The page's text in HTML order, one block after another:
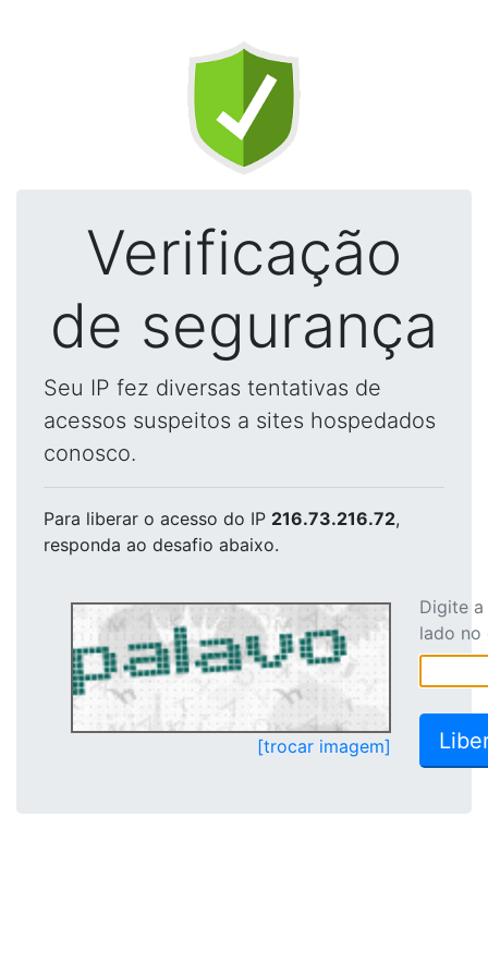
Verificação
de segurança
Seu IP fez diversas tentativas de
acessos suspeitos a sites hospedados
conosco.
Para liberar o acesso do IP 216.73.216.72,
responda ao desafio abaixo.
[trocar imagem]
Digite
lado no